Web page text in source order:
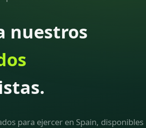
nuestros
para ejercer en Spain, disponibles